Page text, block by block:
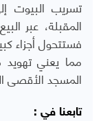
تسريب البيوت
المقبلة، عبر
فستتحول أجزاء
مما يعني
المسجد الأقصى
تابعنا في :